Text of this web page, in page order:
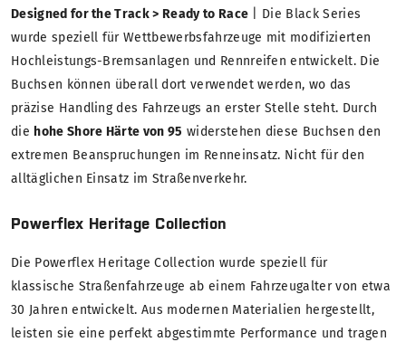
Designed for the Track > Ready to Race | Die Black Series
wurde speziell für Wettbewerbsfahrzeuge mit modifizierten
Hochleistungs-Bremsanlagen und Rennreifen entwickelt. Die
Buchsen können überall dort verwendet werden, wo das
präzise Handling des Fahrzeugs an erster Stelle steht. Durch
die hohe Shore Härte von 95 widerstehen diese Buchsen den
extremen Beanspruchungen im Renneinsatz. Nicht für den
alltäglichen Einsatz im Straßenverkehr.
Powerflex Heritage Collection
Die Powerflex Heritage Collection wurde speziell für
klassische Straßenfahrzeuge ab einem Fahrzeugalter von etwa
30 Jahren entwickelt. Aus modernen Materialien hergestellt,
leisten sie eine perfekt abgestimmte Performance und tragen